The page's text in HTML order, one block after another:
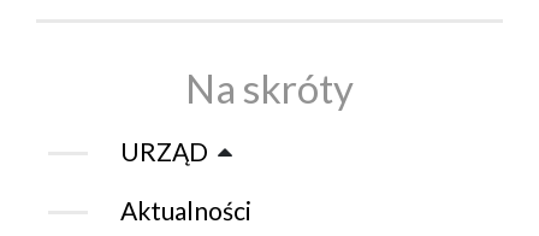
Na skróty
URZĄD
Aktualności